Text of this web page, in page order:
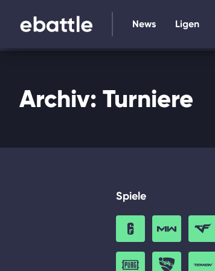
News Ligen
Archiv: Turniere
Spiele